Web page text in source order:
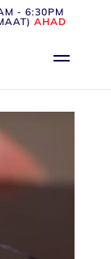
- 6:30PM
AHAD